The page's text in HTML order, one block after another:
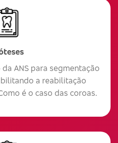
ANS para segmentação
a reabilitação
é o caso das coroas.